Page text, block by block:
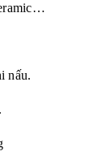
nấu.